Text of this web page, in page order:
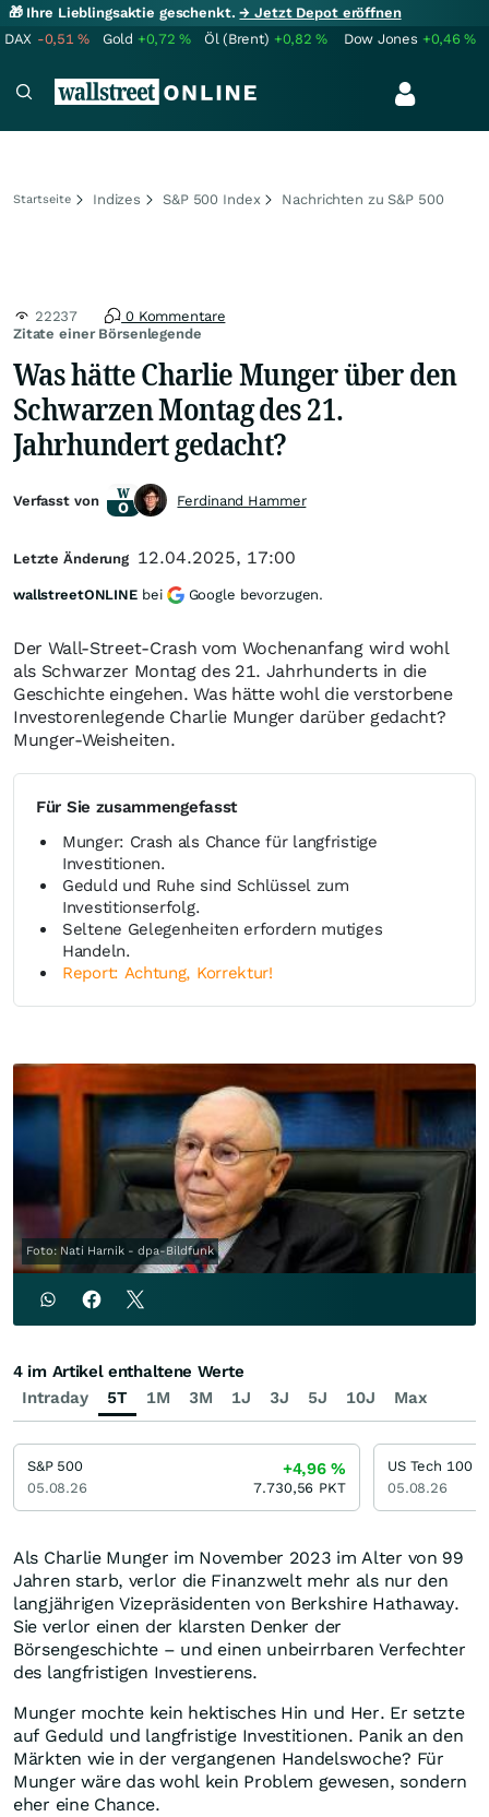
🎁 Ihre Lieblingsaktie geschenkt.→ Jetzt Depot eröffnen
DAX -0,51% Gold +0,72% Öl (Brent) +0,82% Dow Jones +0,46%
Startseite Indizes S&P 500 Index Nachrichten zu S&P 500
Zitate einer Börsenlegende
22237 0 Kommentare
Was hätte Charlie Munger über den
Schwarzen Montag des 21.
Jahrhundert gedacht?
Der Wall-Street-Crash vom Wochenanfang wird wohl
als Schwarzer Montag des 21. Jahrhunderts in die
Geschichte eingehen. Was hätte wohl die verstorbene
Investorenlegende Charlie Munger darüber gedacht?
Munger-Weisheiten.
Für Sie zusammengefasst
Munger: Crash als Chance für langfristige
Investitionen.
Geduld und Ruhe sind Schlüssel zum
Investitionserfolg.
Seltene Gelegenheiten erfordern mutiges
Handeln.
Report: Achtung, Korrektur!
Foto: Nati Harnik - dpa-Bildfunk
Als Charlie Munger im November 2023 im Alter von 99
Jahren starb, verlor die Finanzwelt mehr als nur den
langjährigen Vizepräsidenten von Berkshire Hathaway.
Sie verlor einen der klarsten Denker der
Börsengeschichte – und einen unbeirrbaren Verfechter
des langfristigen Investierens.
Munger mochte kein hektisches Hin und Her. Er setzte
auf Geduld und langfristige Investitionen. Panik an den
Märkten wie in der vergangenen Handelswoche? Für
Munger wäre das wohl kein Problem gewesen, sondern
eher eine Chance.
Verfasst von Ferdinand Hammer
Letzte Änderung 12.04.2025, 17:00
wallstreetONLINE bei Google bevorzugen.
Intraday 5T 1M 3M 1J 3J 5J 10J Max
4 im Artikel enthaltene Werte
S&P 500
05.08.26
+4,96%
7.730,56 PKT
US Tech 100
05.08.26